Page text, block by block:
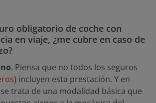
obligatorio de coche con
en viaje, ¿me cubre en caso de
. Piensa que no todos los seguros
) incluyen esta prestación. Y en
trata de una modalidad básica que